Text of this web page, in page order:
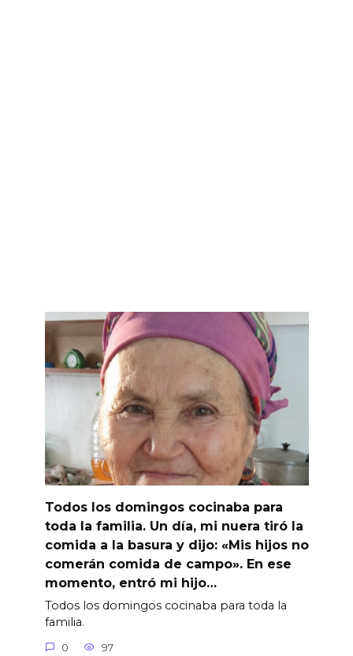
Todos los domingos cocinaba para
toda la familia. Un día, mi nuera tiró la
comida a la basura y dijo: «Mis hijos no
comerán comida de campo». En ese
momento, entró mi hijo…
Todos los domingos cocinaba para toda la
familia.
0 97